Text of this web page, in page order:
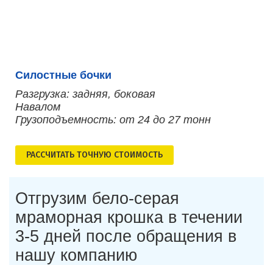
Силостные бочки
Разгрузка: задняя, боковая
Навалом
Грузоподъемность: от 24 до 27 тонн
РАСCЧИТАТЬ ТОЧНУЮ СТОИМОСТЬ
Отгрузим бело-серая
мраморная крошка в течении
3-5 дней после обращения в
нашу компанию